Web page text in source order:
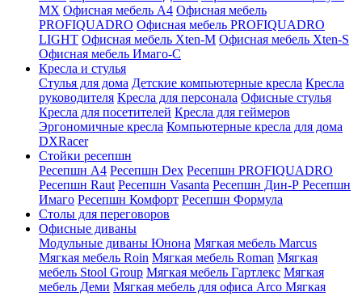
МХ Офисная мебель A4 Офисная мебель
PROFIQUADRO Офисная мебель PROFIQUADRO
LIGHT Офисная мебель Xten-M Офисная мебель Xten-S
Офисная мебель Имаго-С
Кресла и стулья
Стулья для дома Детские компьютерные кресла Кресла
руководителя Кресла для персонала Офисные стулья
Кресла для посетителей Кресла для геймеров
Эргономичные кресла Компьютерные кресла для дома
DXRacer
Стойки ресепшн
Ресепшн A4 Ресепшн Dex Ресепшн PROFIQUADRO
Ресепшн Raut Ресепшн Vasanta Ресепшн Дин-Р Ресепшн
Имаго Ресепшн Комфорт Ресепшн Формула
Столы для переговоров
Офисные диваны
Модульные диваны Юнона Мягкая мебель Marcus
Мягкая мебель Roin Мягкая мебель Roman Мягкая
мебель Stool Group Мягкая мебель Гартлекс Мягкая
мебель Деми Мягкая мебель для офиса Arco Мягкая